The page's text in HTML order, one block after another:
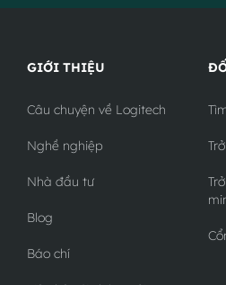
GIỚI THIỆU
Câu chuyện về Logitech
Nghề nghiệp
Nhà đầu tư
Blog
Báo chí